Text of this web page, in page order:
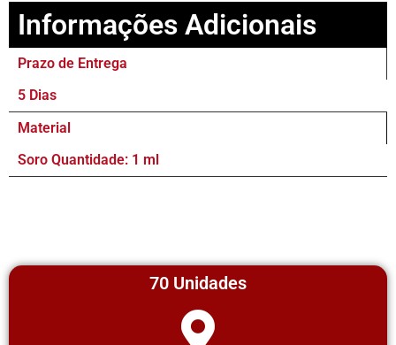
Informações Adicionais
Prazo de Entrega
5 Dias
Material
Soro Quantidade: 1 ml
70 Unidades